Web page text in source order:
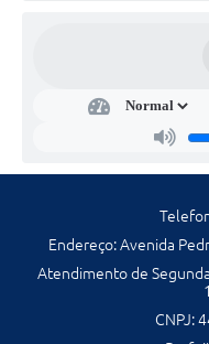
Sic
Endereço: Avenida
Atendimento de
CNPJ: